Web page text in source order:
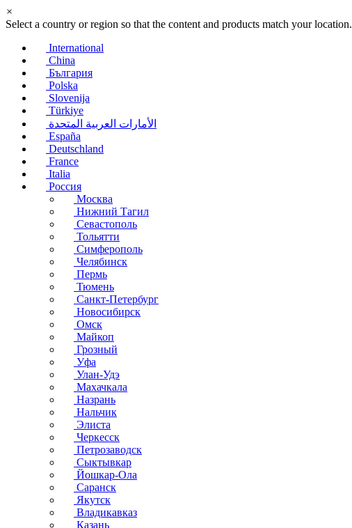
×
Select a country or region so that the content and products match your location.
International
China
България
Polska
Slovenija
Türkiye
الأمارات العربية المتحدة
España
Deutschland
France
Italia
Россия
Москва
Нижний Тагил
Севастополь
Тольятти
Симферополь
Челябинск
Пермь
Тюмень
Санкт-Петербург
Новосибирск
Омск
Майкоп
Грозный
Уфа
Улан-Удэ
Махачкала
Назрань
Нальчик
Элиста
Черкесск
Петрозаводск
Сыктывкар
Йошкар-Ола
Саранск
Якутск
Владикавказ
Казань